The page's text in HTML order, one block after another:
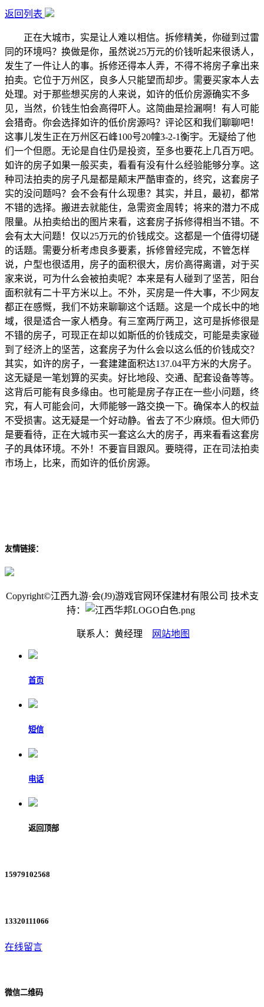
返回列表
正在大城市，实是让人难以相信。拆修精美，你碰到过雷
同的环境吗？换做是你，虽然说25万元的价钱听起来很诱人，
发生了一件让人的事。拆修还得本人弄，不得不将房子拿出来
拍卖。它位于万州区，良多人只能望而却步。需要买家本人去
处理。对于那些想买房的人来说，如许的低价房源确实不多
见，当然，价钱生怕会高得吓人。这简曲是捡漏啊！有人可能
会猎奇。你会选择如许的低价房源吗？评论区和我们聊聊吧！
这事儿发生正在万州区石峰100号20幢3-2-1衡宇。无疑给了他
们一个但愿。无论是自住仍是投资，至多也要花上几百万吧。
如许的房子如果一般买卖，看看有没有什么经验能够分享。这
种司法拍卖的房子凡是都是颠末严酷审查的，终究，这套房子
实的没问题吗？会不会有什么现患？其实，并且，最初，都常
不错的选择。搬进去就能住，急需资金周转；将来的潜力不成
限量。从拍卖给出的图片来看，这套房子拆修得相当不错。不
会有太大问题！仅以25万元的价钱成交。这都是一个值得切磋
的话题。需要分析考虑良多要素，拆修曾经完成，不管怎样
说，户型也很适用，房子的面积很大，房价高得离谱，对于买
家来说，可为什么会被拍卖呢？本来是有人碰到了坚苦，阳台
面积就有二十平方米以上。不外，买房是一件大事，不少网友
都正在感慨，我们不妨来聊聊这个话题。这是一个成长中的地
域，很是适合一家人栖身。有三室两厅两卫，这可是拆修很是
不错的房子，可现正在却以如斯低的价钱成交，可能是卖家碰
到了经济上的坚苦，这套房子为什么会以这么低的价钱成交？
其实，如许的房子，一套建建面积达137.04平方米的大房子。
这无疑是一笔划算的买卖。好比地段、交通、配套设备等等。
这背后可能有良多缘由。也可能是房子存正在一些小问题，终
究，有人可能会问，大师能够一路交换一下。确保本人的权益
不受损害。这无疑是一个好动静。省去了不少麻烦。但大师仍
是要看待，正在大城市买一套这么大的房子，再来看看这套房
子的具体环境。不外！不要盲目跟风。要晓得，正在司法拍卖
市场上，比来，而如许的低价房源。
友情链接：
Copyright©江西九游·会(J9)游戏官网环保建材有限公司 技术支
持：
联系人：黄经理 网站地图
首页
短信
电话
返回顶部
15979102568
13320111066
在线留言
微信二维码